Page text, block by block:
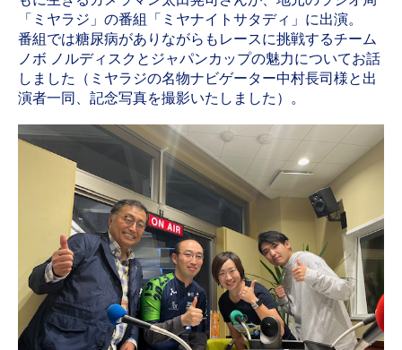
「ミヤラジ」の番組「ミヤナイトサタディ」に出演。
番組では糖尿病がありながらもレースに挑戦するチーム
ノボ ノルディスクとジャパンカップの魅力についてお話
しました（ミヤラジの名物ナビゲーター中村長司様と出
演者一同、記念写真を撮影いたしました）。